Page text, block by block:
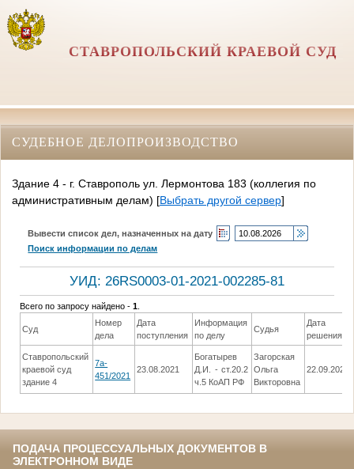
СТАВРОПОЛЬСКИЙ КРАЕВОЙ СУД
СУДЕБНОЕ ДЕЛОПРОИЗВОДСТВО
Здание 4 - г. Ставрополь ул. Лермонтова 183 (коллегия по
административным делам) [Выбрать другой сервер]
Вывести список дел, назначенных на дату
Поиск информации по делам
УИД: 26RS0003-01-2021-002285-81
Всего по запросу найдено -1
Суд
Номер
дела
Дата
поступления
Информация
по делу
Судья
Дата
решения
Ставропольский
краевой суд
здание 4
7a-
451/2021
23.08.2021
Богатырев
Д.И. - ст.20.2
ч.5 КоАП РФ
Загорская
Ольга
Викторовна
22.09.2021
ПОДАЧА ПРОЦЕССУАЛЬНЫХ ДОКУМЕНТОВ В
ЭЛЕКТРОННОМ ВИДЕ